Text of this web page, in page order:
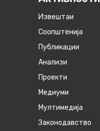
Извештаи
Соопштенија
Публикации
Анализи
Проекти
Медиуми
Мултимедија
Законодавство